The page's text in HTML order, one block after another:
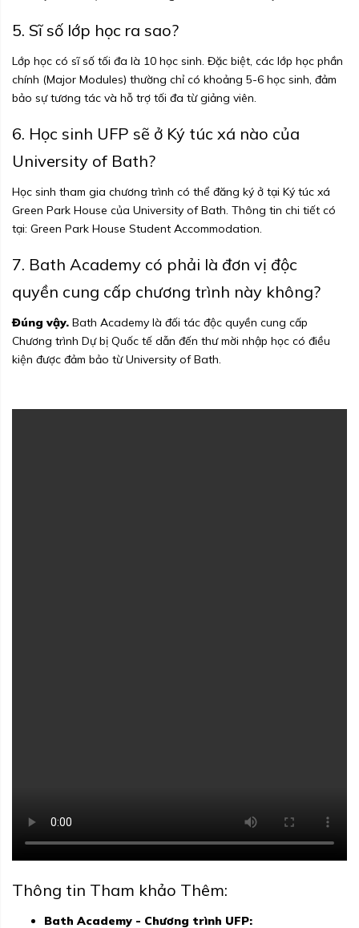
5. Sĩ số lớp học ra sao?
Lớp học có sĩ số tối đa là 10 học sinh. Đặc biệt, các lớp học phần
chính (Major Modules) thường chỉ có khoảng 5-6 học sinh, đảm
bảo sự tương tác và hỗ trợ tối đa từ giảng viên.
6. Học sinh UFP sẽ ở Ký túc xá nào của
University of Bath?
Học sinh tham gia chương trình có thể đăng ký ở tại Ký túc xá
Green Park House của University of Bath. Thông tin chi tiết có
tại: Green Park House Student Accommodation.
7. Bath Academy có phải là đơn vị độc
quyền cung cấp chương trình này không?
Đúng vậy. Bath Academy là đối tác độc quyền cung cấp
Chương trình Dự bị Quốc tế dẫn đến thư mời nhập học có điều
kiện được đảm bảo từ University of Bath.
Thông tin Tham khảo Thêm:
Bath Academy - Chương trình UFP: